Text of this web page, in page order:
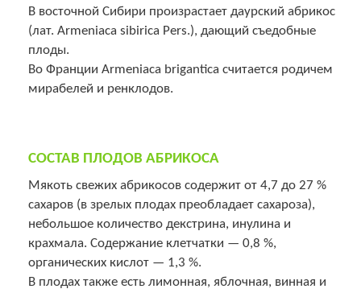
В восточной Сибири произрастает даурский абрикос
(лат. Armeniaca sibirica Pers.), дающий съедобные
плоды.
Во Франции Armeniaca brigantica считается родичем
мирабелей и ренклодов.
СОСТАВ ПЛОДОВ АБРИКОСА
Мякоть свежих абрикосов содержит от 4,7 до 27 %
сахаров (в зрелых плодах преобладает сахароза),
небольшое количество декстрина, инулина и
крахмала. Содержание клетчатки — 0,8 %,
органических кислот — 1,3 %.
В плодах также есть лимонная, яблочная, винная и